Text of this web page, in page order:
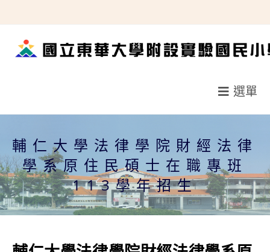
轉
選單
輔仁大學法律學院財經法律
學系原住民碩士在職專班
113學年招生